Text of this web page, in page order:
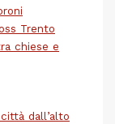
Trento
chiese e
dall’alto